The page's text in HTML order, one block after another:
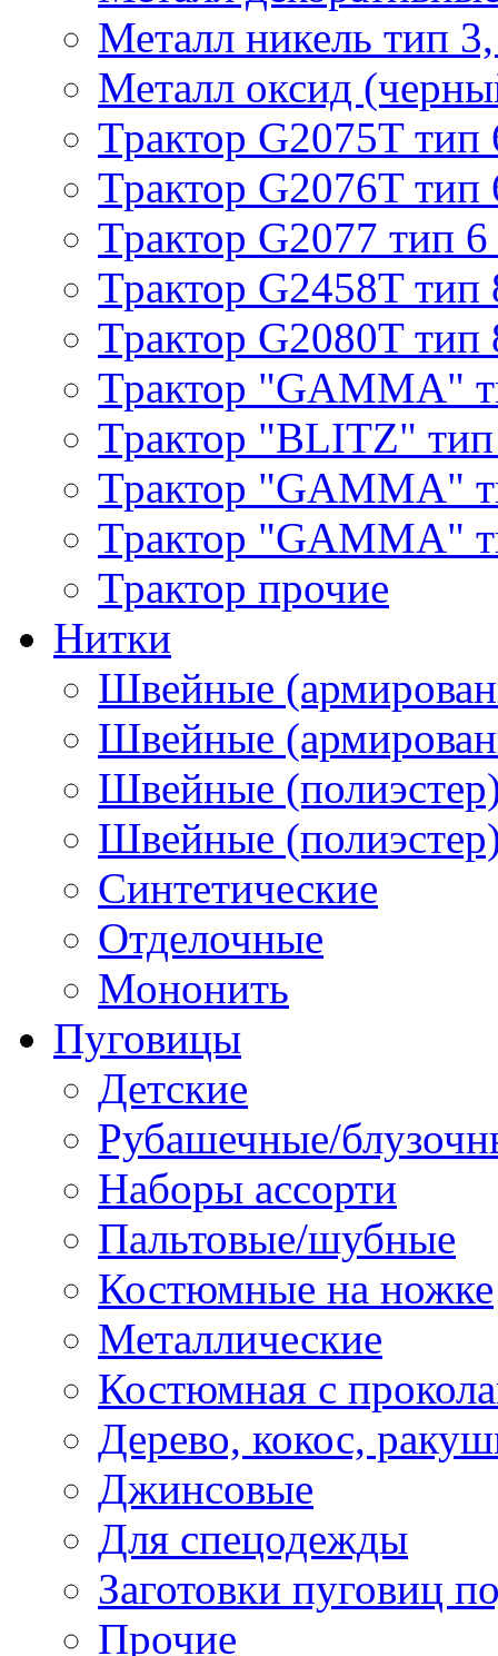
Металл никель тип
Металл оксид
Трактор G2075T тип
Трактор G2076T тип
Трактор G2077 тип 6
Трактор G2458T тип
Трактор G2080T тип
Трактор "GAMMA"
Трактор "BLITZ"
Трактор "GAMMA"
Трактор "GAMMA"
Трактор прочие
Нитки
Швейные
Швейные
Швейные
Швейные
Синтетические
Отделочные
Мононить
Пуговицы
Детские
Рубашечные/
Наборы ассорти
Пальтовые/шубные
Костюмные на ножке
Металлические
Костюмная с
Дерево, кокос,
Джинсовые
Для спецодежды
Заготовки пуговиц
Прочие